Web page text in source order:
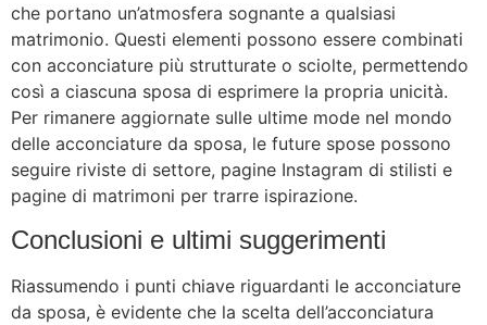
che portano un’atmosfera sognante a qualsiasi
matrimonio. Questi elementi possono essere combinati
con acconciature più strutturate o sciolte, permettendo
così a ciascuna sposa di esprimere la propria unicità.
Per rimanere aggiornate sulle ultime mode nel mondo
delle acconciature da sposa, le future spose possono
seguire riviste di settore, pagine Instagram di stilisti e
pagine di matrimoni per trarre ispirazione.
Conclusioni e ultimi suggerimenti
Riassumendo i punti chiave riguardanti le acconciature
da sposa, è evidente che la scelta dell’acconciatura